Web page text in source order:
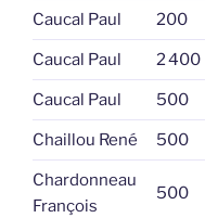
Caucal Paul 200
Caucal Paul 2 400
Caucal Paul 500
Chaillou René 500
Chardonneau
François
500